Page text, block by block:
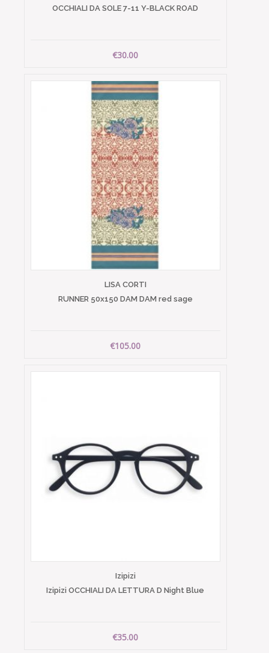
OCCHIALI DA SOLE 7-11 Y-BLACK ROAD
€30.00
LISA CORTI
RUNNER 50x150 DAM DAM red sage
€105.00
Izipizi
Izipizi OCCHIALI DA LETTURA D Night Blue
€35.00